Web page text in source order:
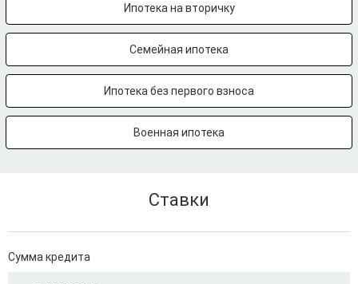
Ипотека на вторичку
Семейная ипотека
Ипотека без первого взноса
Военная ипотека
Ставки
Сумма кредита